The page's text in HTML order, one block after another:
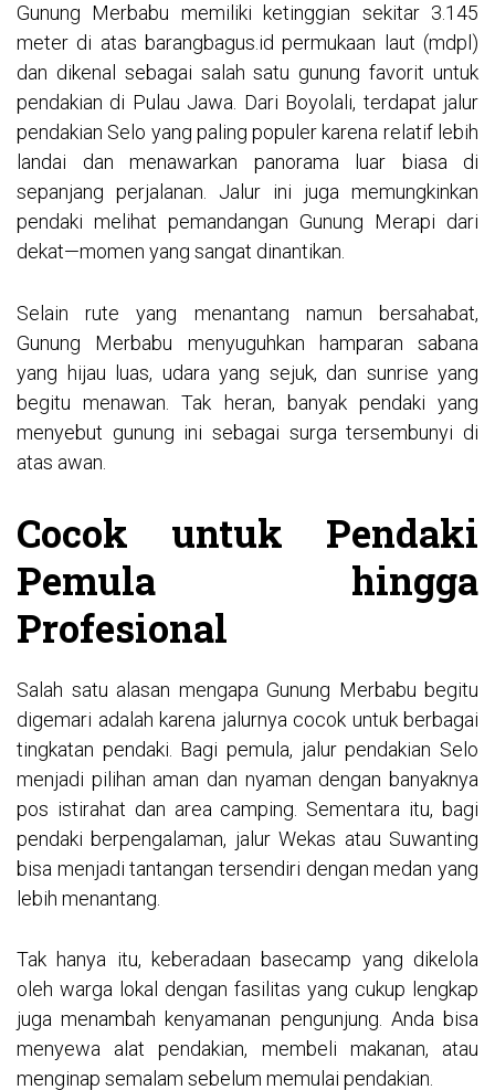
Gunung Merbabu memiliki ketinggian sekitar 3.145
meter di atas barangbagus.id permukaan laut (mdpl)
dan dikenal sebagai salah satu gunung favorit untuk
pendakian di Pulau Jawa. Dari Boyolali, terdapat jalur
pendakian Selo yang paling populer karena relatif lebih
landai dan menawarkan panorama luar biasa di
sepanjang perjalanan. Jalur ini juga memungkinkan
pendaki melihat pemandangan Gunung Merapi dari
dekat—momen yang sangat dinantikan.
Selain rute yang menantang namun bersahabat,
Gunung Merbabu menyuguhkan hamparan sabana
yang hijau luas, udara yang sejuk, dan sunrise yang
begitu menawan. Tak heran, banyak pendaki yang
menyebut gunung ini sebagai surga tersembunyi di
atas awan.
Cocok untuk Pendaki
Pemula hingga
Profesional
Salah satu alasan mengapa Gunung Merbabu begitu
digemari adalah karena jalurnya cocok untuk berbagai
tingkatan pendaki. Bagi pemula, jalur pendakian Selo
menjadi pilihan aman dan nyaman dengan banyaknya
pos istirahat dan area camping. Sementara itu, bagi
pendaki berpengalaman, jalur Wekas atau Suwanting
bisa menjadi tantangan tersendiri dengan medan yang
lebih menantang.
Tak hanya itu, keberadaan basecamp yang dikelola
oleh warga lokal dengan fasilitas yang cukup lengkap
juga menambah kenyamanan pengunjung. Anda bisa
menyewa alat pendakian, membeli makanan, atau
menginap semalam sebelum memulai pendakian.